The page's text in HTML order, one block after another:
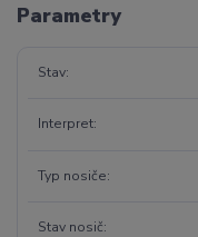
Parametry
Stav
Interpret
Typ nosiče
Stav nosič